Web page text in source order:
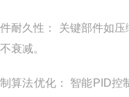
耐久性： 关键部件如
衰减。
算法优化： 智能PID控